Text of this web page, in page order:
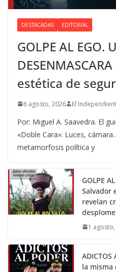
DESTACADAS EDITORIAL
GOLPE AL EGO.
estética de
6 agosto, 2026 El
Por: Miguel A. Saavedra. El
«Doble Cara»: Luces,
metamorfosis política y
GOLPE
Salvador
revelan
1
ADICTOS
la misma